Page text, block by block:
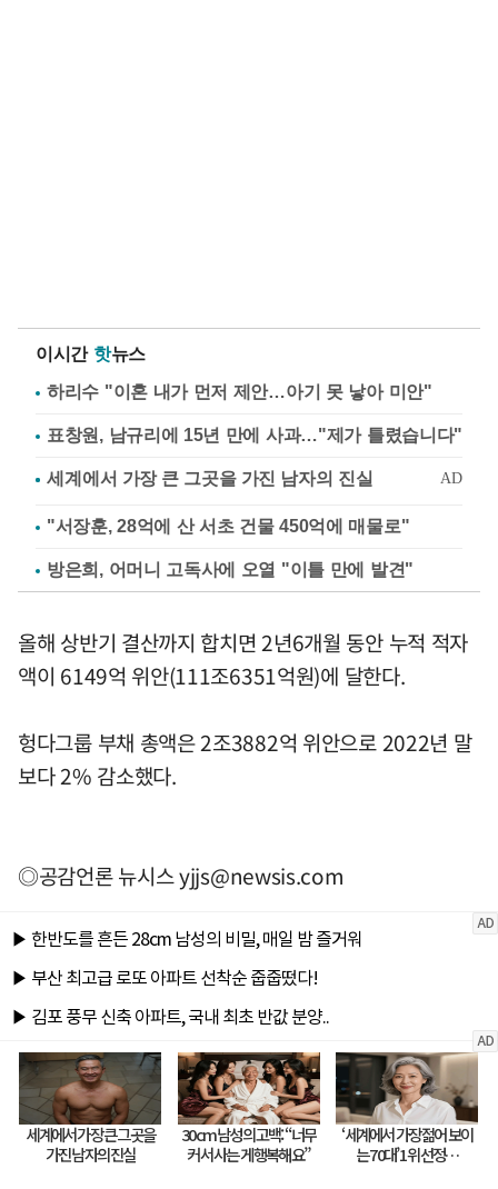
이시간 핫뉴스
하리수 "이혼 내가 먼저 제안…아기 못 낳아 미안"
표창원, 남규리에 15년 만에 사과…"제가 틀렸습니다"
"서장훈, 28억에 산 서초 건물 450억에 매물로"
방은희, 어머니 고독사에 오열 "이틀 만에 발견"
올해 상반기 결산까지 합치면 2년6개월 동안 누적 적자
액이 6149억 위안(111조6351억원)에 달한다.
헝다그룹 부채 총액은 2조3882억 위안으로 2022년 말
보다 2% 감소했다.
◎공감언론 뉴시스yjjs@newsis.com